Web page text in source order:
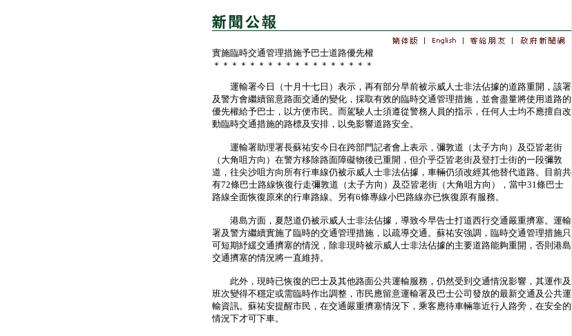
實施臨時交通管理措施予巴士道路優先權
＊＊＊＊＊＊＊＊＊＊＊＊＊＊＊＊＊＊
運輸署今日（十月十七日）表示，再有部分早前被示威人士非法佔據的道路重開，該署
及警方會繼續留意路面交通的變化，採取有效的臨時交通管理措施，並會盡量將使用道路的
優先權給予巴士，以方便市民。而駕駛人士須遵從警務人員的指示，任何人士均不應擅自改
動臨時交通措施的路標及安排，以免影響道路安全。
運輸署助理署長蘇祐安今日在跨部門記者會上表示，彌敦道（太子方向）及亞皆老街
（大角咀方向）在警方移除路面障礙物後已重開，但介乎亞皆老街及登打士街的一段彌敦
道，往尖沙咀方向所有行車線仍被示威人士非法佔據，車輛仍須改經其他替代道路。目前共
有72條巴士路線恢復行走彌敦道（太子方向）及亞皆老街（大角咀方向），當中31條巴士
路線全面恢復原來的行車路線。另有6條專線小巴路線亦已恢復原有服務。
港島方面，夏慤道仍被示威人士非法佔據，導致今早告士打道西行交通嚴重擠塞。運輸
署及警方繼續實施了臨時的交通管理措施，以疏導交通。蘇祐安強調，臨時交通管理措施只
可短期紓緩交通擠塞的情況，除非現時被示威人士非法佔據的主要道路能夠重開，否則港島
交通擠塞的情況將一直維持。
此外，現時已恢復的巴士及其他路面公共運輸服務，仍然受到交通情況影響，其運作及
班次變得不穩定或需臨時作出調整，市民應留意運輸署及巴士公司發放的最新交通及公共運
輸資訊。蘇祐安提醒市民，在交通嚴重擠塞情況下，乘客應待車輛靠近行人路旁，在安全的
情況下才可下車。